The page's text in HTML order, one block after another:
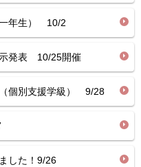
年生） 10/2
示発表 10/25開催
個別支援学級） 9/28
した！9/26